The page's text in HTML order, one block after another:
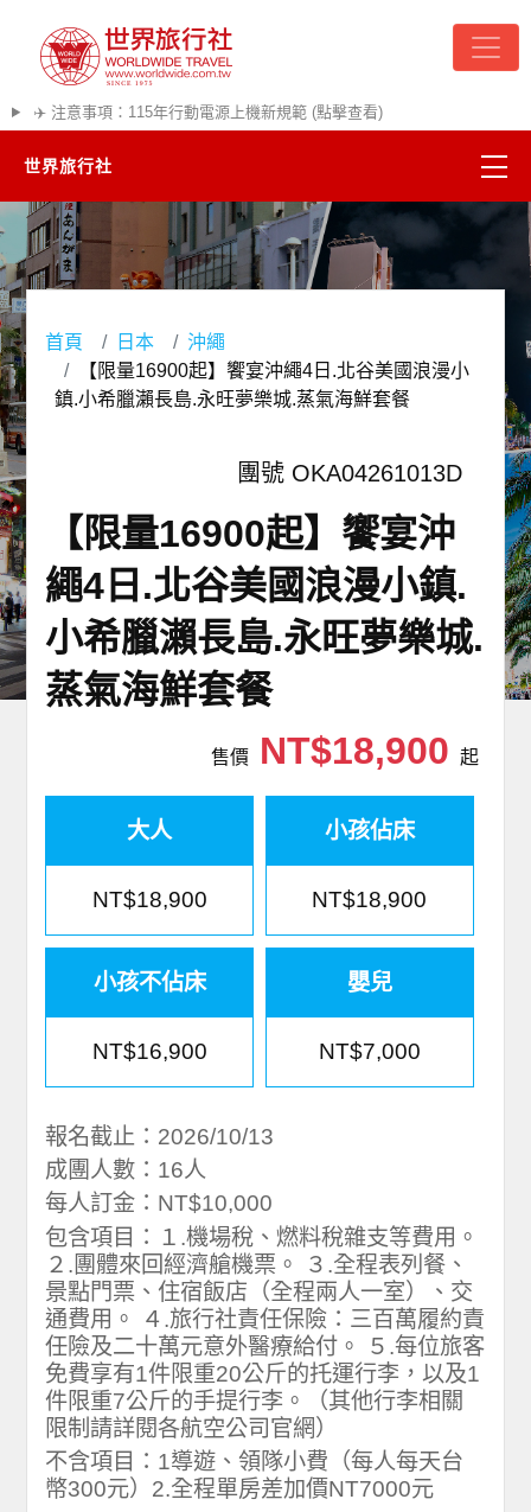
✈️ 注意事項：115年行動電源上機新規範 (點擊查看)
世界旅行社
精彩越南
熱門韓國
超夯日本
悠遊美加
遊輪河輪
世界臻旅
中東非洲
歐洲之旅
首頁 日本
沖繩
【限量16900起】饗宴沖繩4日.北谷美國浪漫小
鎮.小希臘瀨長島.永旺夢樂城.蒸氣海鮮套餐
團號 OKA04261013D
【限量16900起】饗宴沖
繩4日.北谷美國浪漫小鎮.
小希臘瀨長島.永旺夢樂城.
蒸氣海鮮套餐
售價NT$18,900 起
大人
NT$18,900
小孩佔床
NT$18,900
小孩不佔床
NT$16,900
嬰兒
NT$7,000
報名截止：2026/10/13
成團人數：16人
每人訂金：NT$10,000
包含項目：１.機場稅、燃料稅雜支等費用。
２.團體來回經濟艙機票。 ３.全程表列餐、
景點門票、住宿飯店（全程兩人一室）、交
通費用。 ４.旅行社責任保險：三百萬履約責
任險及二十萬元意外醫療給付。 ５.每位旅客
免費享有1件限重20公斤的托運行李，以及1
件限重7公斤的手提行李。（其他行李相關
限制請詳閱各航空公司官網）
不含項目：1導遊、領隊小費（每人每天台
幣300元）2.全程單房差加價NT7000元